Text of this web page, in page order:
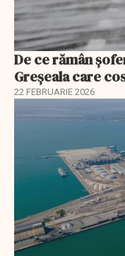
De ce rămân
Greșeala care
22 FEBRUARIE 2026